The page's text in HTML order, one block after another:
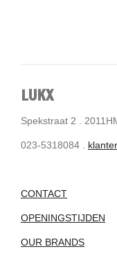
LUKX
Spekstraat 2 .
023-5318084 .
CONTACT
OPENINGSTIJDEN
OUR BRANDS